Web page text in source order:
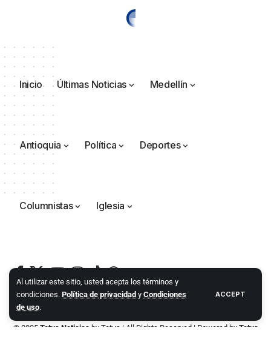
Al utilizar este sitio, usted acepta los términos y
condiciones. Política de privacidad y Condiciones
de uso.
ACCEPT
Inicio Últimas Noticias Medellín
Antioquia Política Deportes
Columnistas Iglesia
© 2025 Totus Noticias by Totus | All Rights Reserved | Powered by Totus